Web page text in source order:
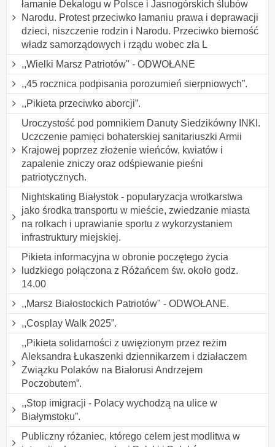
łamanie Dekalogu w Polsce i Jasnogórskich ślubów
Narodu. Protest przeciwko łamaniu prawa i deprawacji
dzieci, niszczenie rodzin i Narodu. Przeciwko bierność
władz samorządowych i rządu wobec zła L
,,Wielki Marsz Patriotów" - ODWOŁANE
,,45 rocznica podpisania porozumień sierpniowych”.
,,Pikieta przeciwko aborcji”.
Uroczystość pod pomnikiem Danuty Siedzikówny INKI.
Uczczenie pamięci bohaterskiej sanitariuszki Armii
Krajowej poprzez złożenie wieńców, kwiatów i
zapalenie zniczy oraz odśpiewanie pieśni
patriotycznych.
Nightskating Białystok - popularyzacja wrotkarstwa
jako środka transportu w mieście, zwiedzanie miasta
na rolkach i uprawianie sportu z wykorzystaniem
infrastruktury miejskiej.
Pikieta informacyjna w obronie poczętego życia
ludzkiego połączona z Różańcem św. około godz.
14.00
,,Marsz Białostockich Patriotów" - ODWOŁANE.
,,Cosplay Walk 2025”.
,,Pikieta solidarności z uwięzionym przez reżim
Aleksandra Łukaszenki dziennikarzem i działaczem
Związku Polaków na Białorusi Andrzejem
Poczobutem”.
,,Stop imigracji - Polacy wychodzą na ulice w
Białymstoku”.
Publiczny różaniec, którego celem jest modlitwa w